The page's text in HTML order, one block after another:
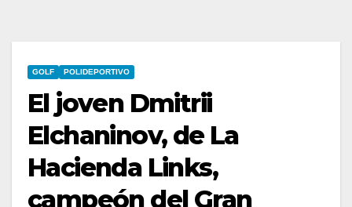
GOLF POLIDEPORTIVO
El joven Dmitrii
Elchaninov, de La
Hacienda Links,
campeón del Gran